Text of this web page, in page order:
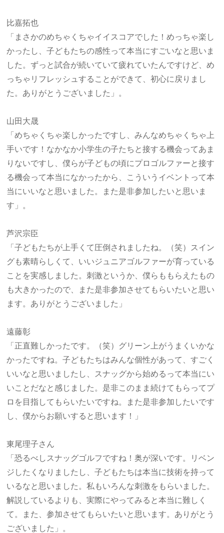
比嘉拓也
「まさかのめちゃくちゃイイスコアでした！めっちゃ楽し
かったし、子どもたちの感性って本当にすごいなと思いま
した。ずっと試合が続いていて疲れていたんですけど、め
っちゃリフレッシュすることができて、初心に戻りまし
た。ありがとうございました」。
山田大晟
「めちゃくちゃ楽しかったですし、みんなめちゃくちゃ上
手いです！なかなか小学生の子たちと接する機会ってあま
りないですし、僕らが子どもの頃にプロゴルファーと接す
る機会って本当になかったから、こういうイベントって本
当にいいなと思いました。また是非参加したいと思いま
す」。
芦沢宗臣
「子どもたちが上手くて圧倒されましたね。（笑）スイン
グも素晴らしくて、いいジュニアゴルファーが育っている
ことを実感しました。刺激というか、僕らももらえたもの
も大きかったので、また是非参加させてもらいたいと思い
ます。ありがとうございました」
遠藤彰
「正直難しかったです。（笑）グリーン上がうまくいかな
かったですね。子どもたちはみんな個性があって、すごく
いいなと思いましたし、スナッグから始めるって本当にい
いことだなと感じました。是非このまま続けてもらってプ
ロを目指してもらいたいですね。また是非参加したいです
し、僕からお願いすると思います！」
東尾理子さん
「恐るべしスナッグゴルフですね！奥が深いです。リベン
ジしたくなりましたし、子どもたちは本当に技術を持って
いるなと思いました。私もいろんな刺激をもらいました。
解説しているよりも、実際にやってみると本当に難しく
て。また、参加させてもらいたいと思います。ありがとう
ございました」。